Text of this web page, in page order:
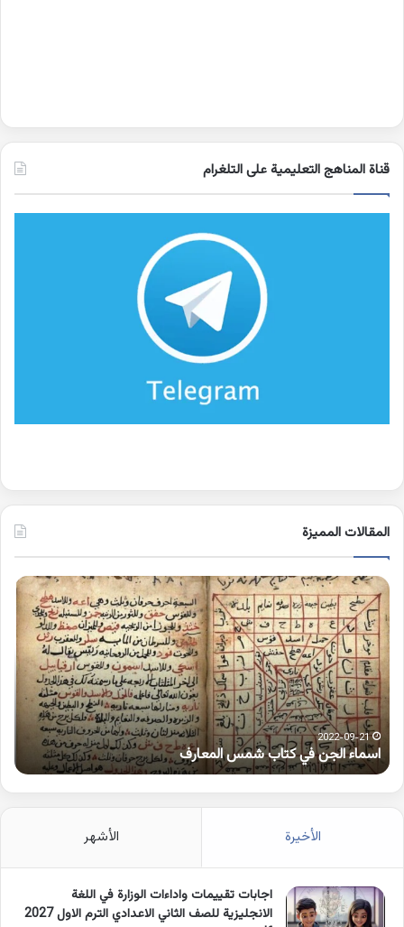
قناة المناهج التعليمية على التلغرام
المقالات المميزة
اسماء
الجن
في
كتاب
شمس
المعارف
2022-09-21
اسماء الجن في كتاب شمس المعارف
الأخيرة الأشهر
اجابات تقييمات واداءات الوزارة في اللغة
الانجليزية للصف الثاني الاعدادي الترم الاول 2027